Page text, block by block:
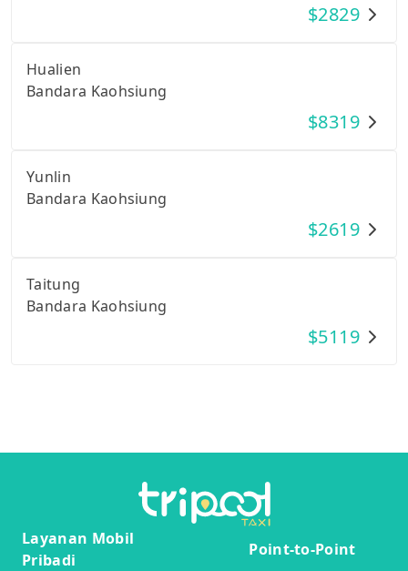
$2829
Hualien
Bandara Kaohsiung
$8319
Yunlin
Bandara Kaohsiung
$2619
Taitung
Bandara Kaohsiung
$5119
Layanan Mobil
Pribadi
Point-to-Point